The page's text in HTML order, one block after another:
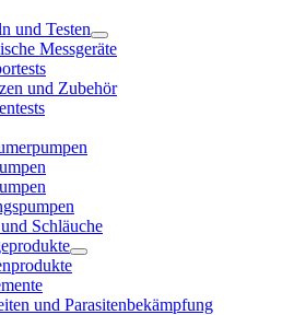
und Testen
Messgeräte
und Zubehör
Schläuche
und Parasitenbekämpfung